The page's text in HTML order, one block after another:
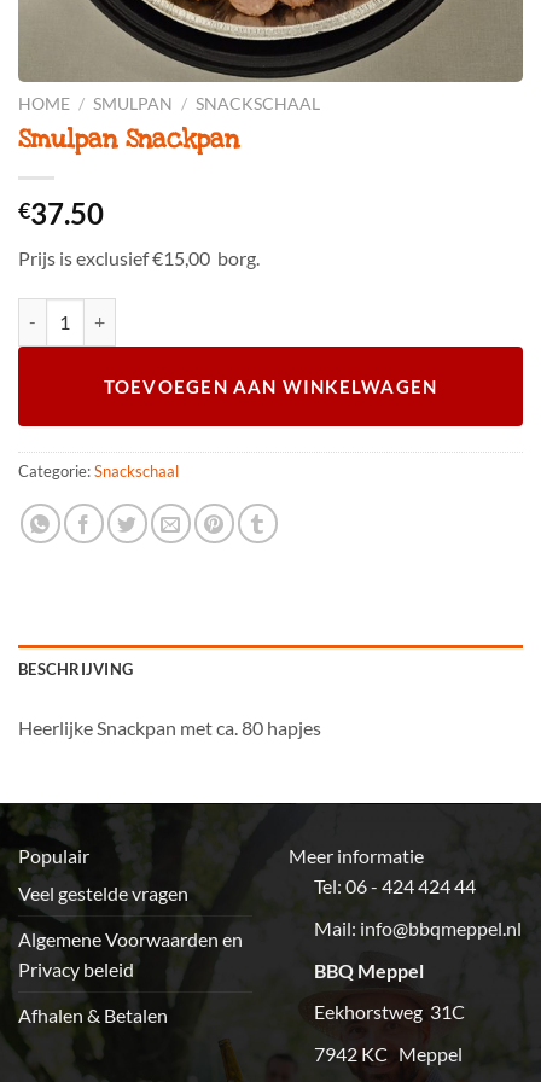
HOME / SMULPAN / SNACKSCHAAL
Smulpan Snackpan
€37.50
Prijs is exclusief €15,00 borg.
TOEVOEGEN AAN WINKELWAGEN
Categorie:Snackschaal
BESCHRIJVING
Heerlijke Snackpan met ca. 80 hapjes
Populair
Veel gestelde vragen
Algemene Voorwaarden en
Privacy beleid
Afhalen & Betalen
Meer informatie
Tel: 06 - 424 424 44
Mail: info@bbqmeppel.nl
BBQ Meppel
Eekhorstweg 31C
7942 KC Meppel